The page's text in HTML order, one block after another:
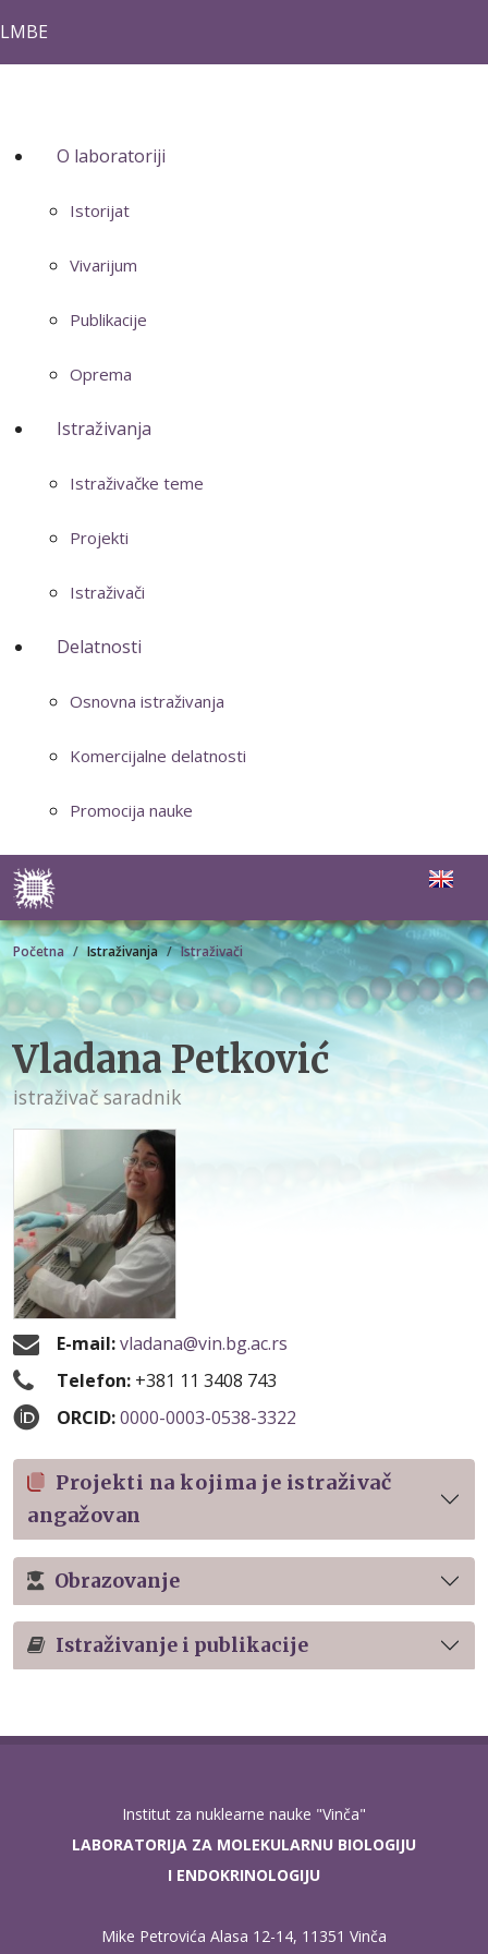
LMBE
O laboratoriji
Istorijat
Vivarijum
Publikacije
Oprema
Istraživanja
Istraživačke teme
Projekti
Istraživači
Delatnosti
Osnovna istraživanja
Komercijalne delatnosti
Promocija nauke
Početna Istraživanja Istraživači
Vladana Petković
istraživač saradnik
E-mail:vladana@vin.bg.ac.rs
Telefon: +381 11 3408 743
ORCID:0000-0003-0538-3322
Projekti na kojima je istraživač
angažovan
Obrazovanje
Istraživanje i publikacije
Institut za nuklearne nauke "Vinča"
LABORATORIJA ZA MOLEKULARNU BIOLOGIJU
I ENDOKRINOLOGIJU
Mike Petrovića Alasa 12-14, 11351 Vinča